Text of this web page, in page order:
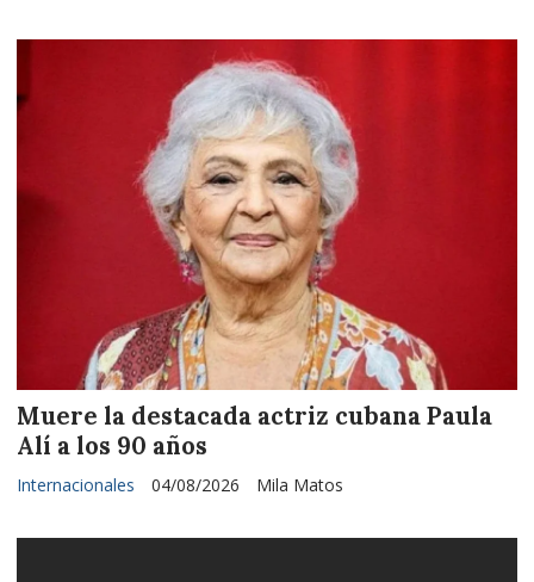
Muere la destacada actriz cubana Paula
Alí a los 90 años
Mila Matos
Internacionales 04/08/2026